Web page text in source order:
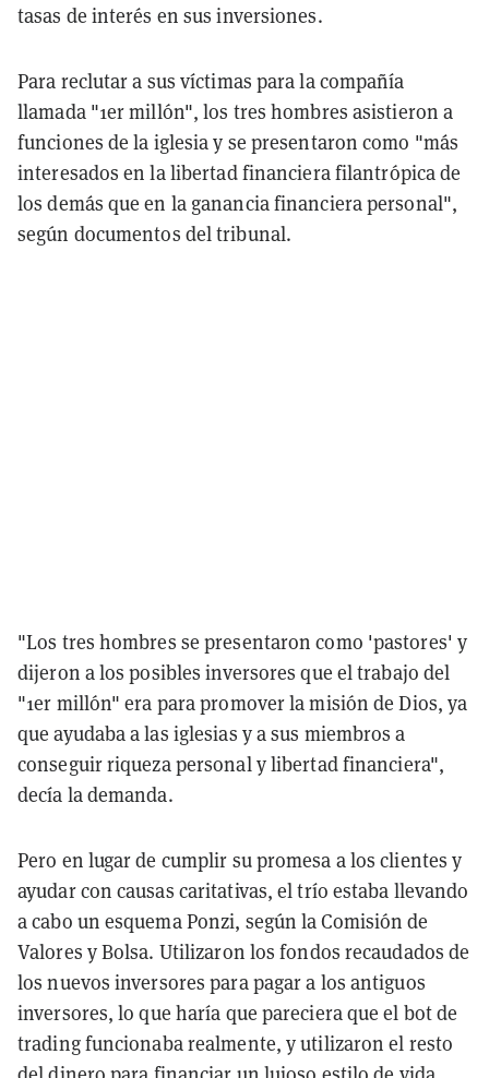
tasas de interés en sus inversiones.
Para reclutar a sus víctimas para la compañía
llamada "1er millón", los tres hombres asistieron a
funciones de la iglesia y se presentaron como "más
interesados en la libertad financiera filantrópica de
los demás que en la ganancia financiera personal",
según documentos del tribunal.
"Los tres hombres se presentaron como 'pastores' y
dijeron a los posibles inversores que el trabajo del
"1er millón" era para promover la misión de Dios, ya
que ayudaba a las iglesias y a sus miembros a
conseguir riqueza personal y libertad financiera",
decía la demanda.
Pero en lugar de cumplir su promesa a los clientes y
ayudar con causas caritativas, el trío estaba llevando
a cabo un esquema Ponzi, según la Comisión de
Valores y Bolsa. Utilizaron los fondos recaudados de
los nuevos inversores para pagar a los antiguos
inversores, lo que haría que pareciera que el bot de
trading funcionaba realmente, y utilizaron el resto